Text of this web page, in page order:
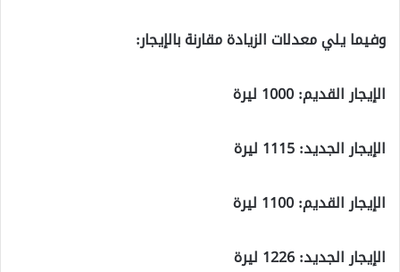
وفيما يلي معدلات الزيادة مقارنة بالإيجار:
الإيجار القديم: 1000 ليرة
الإيجار الجديد: 1115 ليرة
الإيجار القديم: 1100 ليرة
الإيجار الجديد: 1226 ليرة